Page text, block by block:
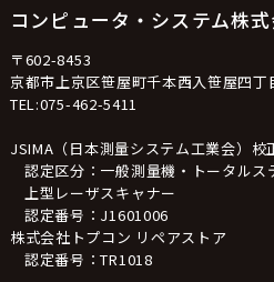
コンピュータ・システム株
〒602-8453
京都市上京区笹屋町千本西入笹屋四丁
TEL:075-462-5411
JSIMA（日本測量システム工業会）校
認定区分：一般測量機・トータル
上型レーザスキャナー
認定番号：J1601006
株式会社トプコン リペアストア
認定番号：TR1018